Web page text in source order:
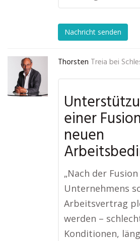
Nachricht senden
Thorsten Treia bei
einer
neuen
„Nach der
Unternehmens
Arbeitsvertrag
werden –
Konditionen,